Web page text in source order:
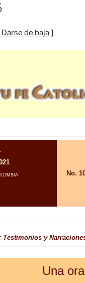
de baja]
No.
Testimonios y
Una